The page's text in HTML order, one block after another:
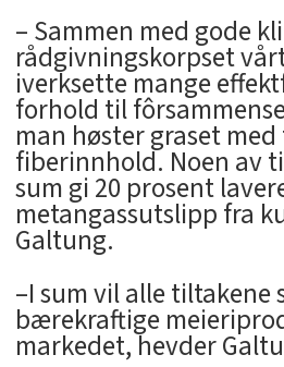
– Sammen med gode
rådgivningskorpset
iverksette mange
forhold til
man høster graset
fiberinnhold. Noen av
sum gi 20 prosent
metangassutslipp fra
Galtung.
–I sum vil alle tiltakene
bærekraftige
markedet, hevder